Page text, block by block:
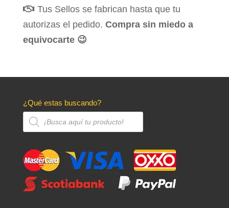
Tus Sellos se fabrican hasta que tu
autorizas el pedido. Compra sin miedo a
equivocarte 😉
¿Qué estas buscando?
Búsqueda
productos